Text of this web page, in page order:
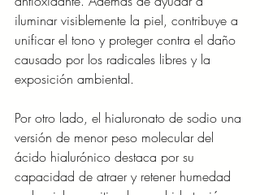
iluminar visiblemente la piel, contribuye a
unificar el tono y proteger contra el daño
causado por los radicales libres y la
exposición ambiental.
Por otro lado, el hialuronato de sodio una
versión de menor peso molecular del
ácido hialurónico destaca por su
capacidad de atraer y retener humedad